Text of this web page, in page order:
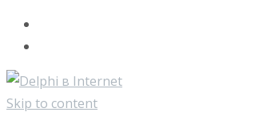
Skip to content